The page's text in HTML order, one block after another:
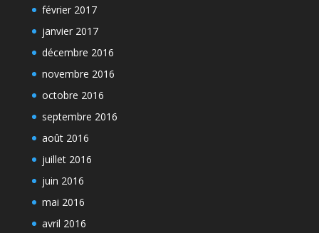
février 2017
janvier 2017
décembre 2016
novembre 2016
octobre 2016
septembre 2016
août 2016
juillet 2016
juin 2016
mai 2016
avril 2016